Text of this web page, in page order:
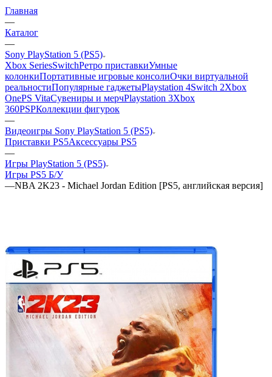
Главная
—
Каталог
—
Sony PlayStation 5 (PS5)
Xbox SeriesSwitchРетро приставкиУмные
колонкиПортативные игровые консолиОчки виртуальной
реальностиПопулярные гаджетыPlaystation 4Switch 2Xbox
OnePS VitaСувениры и мерчPlaystation 3Xbox
360PSPКоллекции фигурок
—
Видеоигры Sony PlayStation 5 (PS5)
Приставки PS5Аксессуары PS5
—
Игры PlayStation 5 (PS5)
Игры PS5 Б/У
—NBA 2K23 - Michael Jordan Edition [PS5, английская версия]